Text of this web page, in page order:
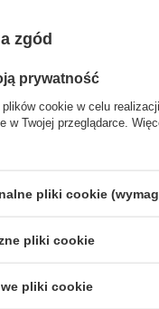
a my odpowiemy
zgód
prywatność
cookie w celu
w Twojej przeglądarce.
pliki cookie
pliki cookie
pliki cookie